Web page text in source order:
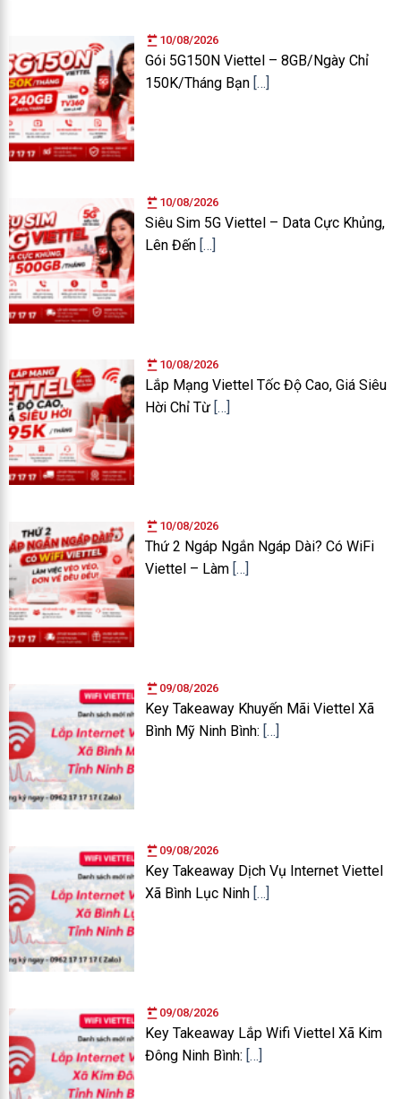
10/08/2026
Gói 5G150N Viettel – 8GB/Ngày Chỉ
150K/Tháng Bạn […]
10/08/2026
Siêu Sim 5G Viettel – Data Cực Khủng,
Lên Đến […]
10/08/2026
Lắp Mạng Viettel Tốc Độ Cao, Giá Siêu
Hời Chỉ Từ […]
10/08/2026
Thứ 2 Ngáp Ngắn Ngáp Dài? Có WiFi
Viettel – Làm […]
09/08/2026
Key Takeaway Khuyến Mãi Viettel Xã
Bình Mỹ Ninh Bình: […]
09/08/2026
Key Takeaway Dịch Vụ Internet Viettel
Xã Bình Lục Ninh […]
09/08/2026
Key Takeaway Lắp Wifi Viettel Xã Kim
Đông Ninh Bình: […]